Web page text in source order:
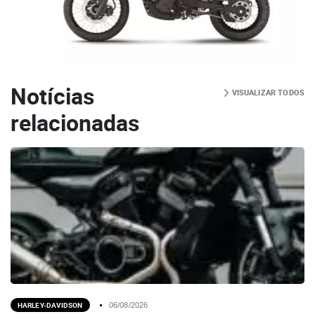
Notícias
relacionadas
VISUALIZAR TODOS
HARLEY-DAVIDSON 06/08/2026